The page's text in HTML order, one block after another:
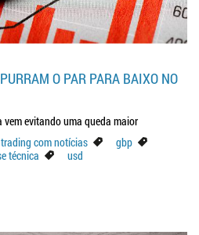
O PAR PARA BAIXO NO
evitando uma queda maior
trading com notícias
gbp
técnica usd